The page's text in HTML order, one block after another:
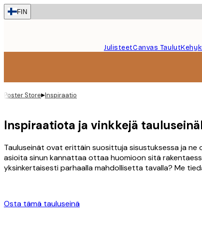
Skip
to
FIN
JulisteetCanvas Taulut
Poster Store▸Inspiraatio
Inspiraatiota ja vinkkejä
Tauluseinät ovat erittäin suosittuja sisustuksessa ja ne
asioita sinun kannattaa ottaa huomioon sitä
yksinkertaisesti parhaalla mahdollisetta tavalla? Me
Osta tämä tauluseinä